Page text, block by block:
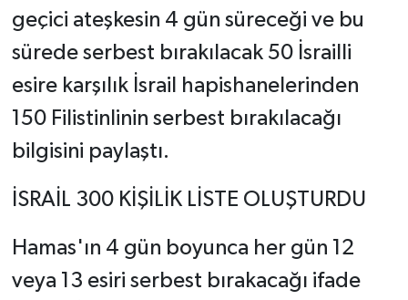
geçici ateşkesin 4 gün süreceği ve bu
sürede serbest bırakılacak 50 İsrailli
esire karşılık İsrail hapishanelerinden
150 Filistinlinin serbest bırakılacağı
bilgisini paylaştı.
İSRAİL 300 KİŞİLİK LİSTE OLUŞTURDU
Hamas'ın 4 gün boyunca her gün 12
veya 13 esiri serbest bırakacağı ifade